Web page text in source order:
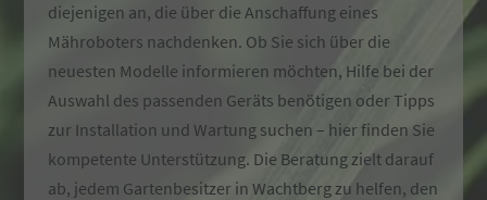
diejenigen an, die über die Anschaffung eines
Mähroboters nachdenken. Ob Sie sich über die
neuesten Modelle informieren möchten, Hilfe bei der
Auswahl des passenden Geräts benötigen oder Tipps
zur Installation und Wartung suchen – hier finden Sie
kompetente Unterstützung. Die Beratung zielt darauf
ab, jedem Gartenbesitzer in Wachtberg zu helfen, den